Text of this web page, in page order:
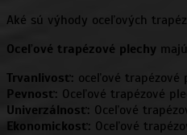
Aké sú výhody oceľových
Oceľové trapézové plechy
Trvanlivosť: oceľové trapézové
Pevnosť: Oceľové trapézové
Univerzálnosť: Oceľové
Ekonomickosť: Oceľové